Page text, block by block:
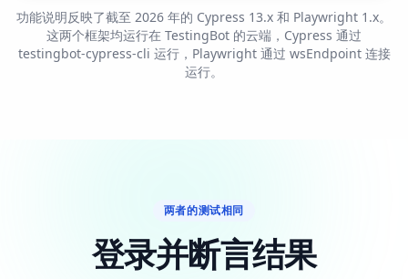
功能说明反映了截至 2026 年的 Cypress 13.x 和 Playwright 1.x。
这两个框架均运行在 TestingBot 的云端，Cypress 通过
testingbot-cypress-cli 运行，Playwright 通过 wsEndpoint 连接
运行。
两者的测试相同
登录并断言结果